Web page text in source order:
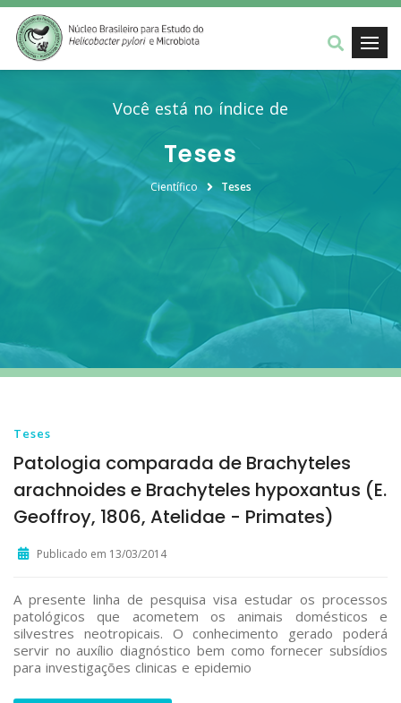
Você está no índice de
Teses
Científico Teses
Teses
Patologia comparada de Brachyteles
arachnoides e Brachyteles hypoxantus (E.
Geoffroy, 1806, Atelidae - Primates)
Publicado em 13/03/2014
A presente linha de pesquisa visa estudar os processos
patológicos que acometem os animais domésticos e
silvestres neotropicais. O conhecimento gerado poderá
servir no auxílio diagnóstico bem como fornecer subsídios
para investigações clinicas e epidemio